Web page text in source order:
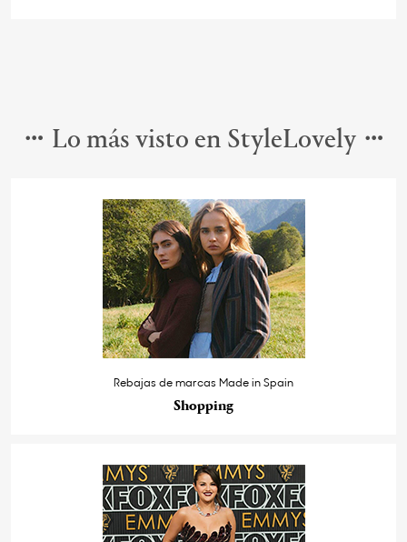
Lo más visto en StyleLovely
Rebajas de marcas Made in Spain
Shopping